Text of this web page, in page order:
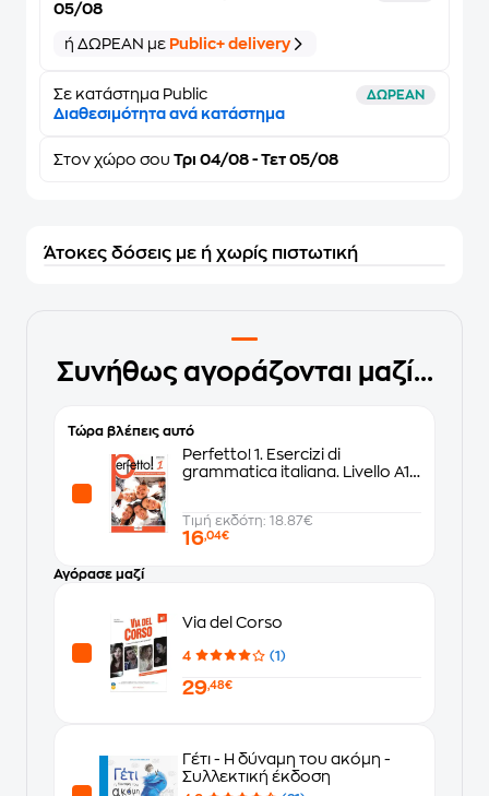
05/08
ή ΔΩΡΕΑΝ με Public+ delivery
Σε κατάστημα Public ΔΩΡΕΑΝ
Διαθεσιμότητα ανά κατάστημα
Στον χώρο σου Τρι 04/08 - Τετ 05/08
Άτοκες δόσεις με ή χωρίς πιστωτική
Συνήθως αγοράζονται μαζί...
Τώρα βλέπεις αυτό
Perfetto! 1. Esercizi di
grammatica italiana. Livello A1
Τιμή εκδότη: 18.87€
16,04€
Αγόρασε μαζί
Via del Corso
4 (1)
29,48€
Γέτι - Η δύναμη του ακόμη -
Συλλεκτική έκδοση